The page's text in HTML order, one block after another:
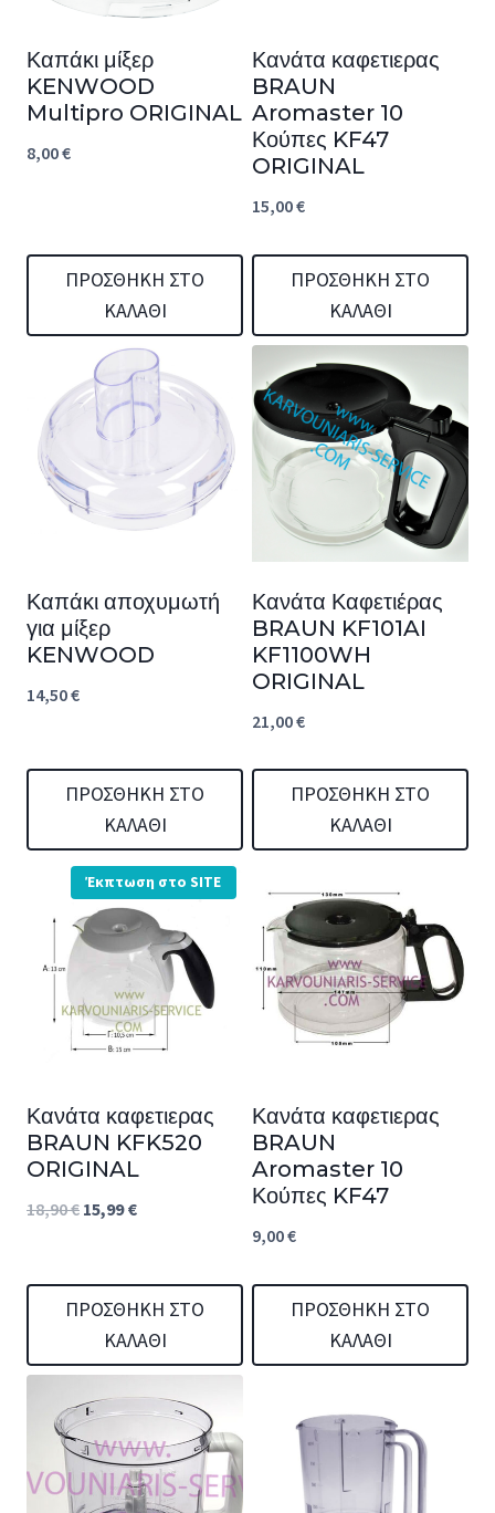
Καπάκι μίξερ
KENWOOD
Multipro ORIGINAL
8,00€
ΠΡΟΣΘΉΚΗ ΣΤΟ
ΚΑΛΆΘΙ
Κανάτα καφετιερας
BRAUN
Aromaster 10
Κούπες KF47
ORIGINAL
15,00€
ΠΡΟΣΘΉΚΗ ΣΤΟ
ΚΑΛΆΘΙ
Καπάκι αποχυμωτή
για μίξερ
KENWOOD
14,50€
ΠΡΟΣΘΉΚΗ ΣΤΟ
ΚΑΛΆΘΙ
Κανάτα Καφετιέρας
BRAUN KF101AI
KF1100WH
ORIGINAL
21,00€
ΠΡΟΣΘΉΚΗ ΣΤΟ
ΚΑΛΆΘΙ
Έκπτωση στο SITE
Κανάτα καφετιερας
BRAUN KFK520
ORIGINAL
18,90€ Original
was:
18,90 €.
15,99€Η
τιμή
είναι:
15,99 €.
ΠΡΟΣΘΉΚΗ ΣΤΟ
ΚΑΛΆΘΙ
Κανάτα καφετιερας
BRAUN
Aromaster 10
Κούπες KF47
9,00€
ΠΡΟΣΘΉΚΗ ΣΤΟ
ΚΑΛΆΘΙ